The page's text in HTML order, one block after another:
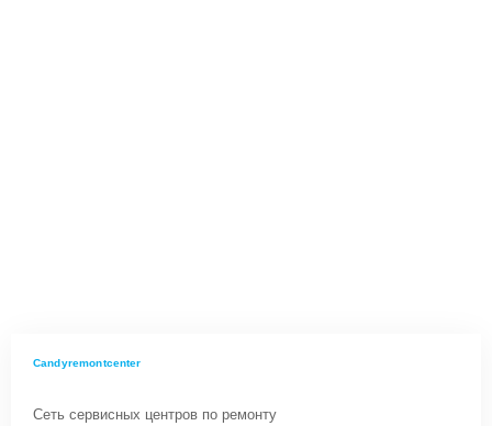
Candyremontcenter
Сеть сервисных центров по ремонту